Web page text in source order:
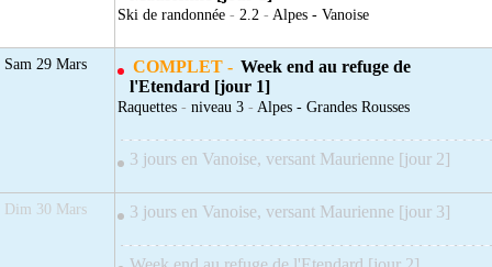
Ski de randonnée - 2.2 - Alpes - Vanoise
Sam 29 Mars COMPLET - Week end au refuge de
l'Etendard [jour 1]
Raquettes - niveau 3 - Alpes - Grandes Rousses
3 jours en Vanoise, versant Maurienne [jour 2]
Dim 30 Mars 3 jours en Vanoise, versant Maurienne [jour 3]